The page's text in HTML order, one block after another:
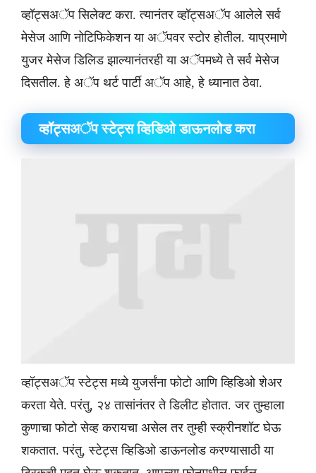
व्हॉट्सअॅप सिलेक्ट करा. त्यानंतर व्हॉट्सअॅप आलेले सर्व
मेसेज आणि नोटिफिकेशन या अॅपवर स्टोर होतील. याप्रमाणे
युजर मेसेज डिलिड झाल्यानंतरही या अॅपमध्ये ते सर्व मेसेज
दिसतील. हे अॅप थर्ट पार्टी अॅप आहे, हे ध्यानात ठेवा.
​व्हॉट्सअॅप स्टेट्स व्हिडिओ डाऊनलोड करा
व्हॉट्सअॅप स्टेट्स मध्ये युजर्संना फोटो आणि व्हिडिओ शेअर
करता येते. परंतु, २४ तासांनंतर ते डिलीट होतात. जर तुम्हाला
कुणाचा फोटो सेव्ह करायचा असेल तर तुम्ही स्क्रीनशॉट घेऊ
शकतात. परंतु, स्टेट्स व्हिडिओ डाऊनलोड करण्यासाठी या